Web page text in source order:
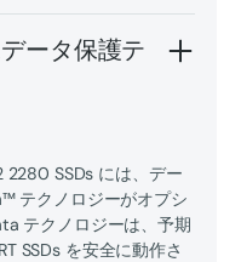
ータ保護テ
2280 SSDs には、デー
テクノロジーがオプシ
テクノロジーは、予期
SSDs を安全に動作さ